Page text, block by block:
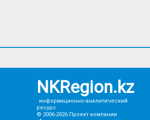
NKRegion.kz
информационно-аналитический
ресурс
© 2006-2026 Проект компании